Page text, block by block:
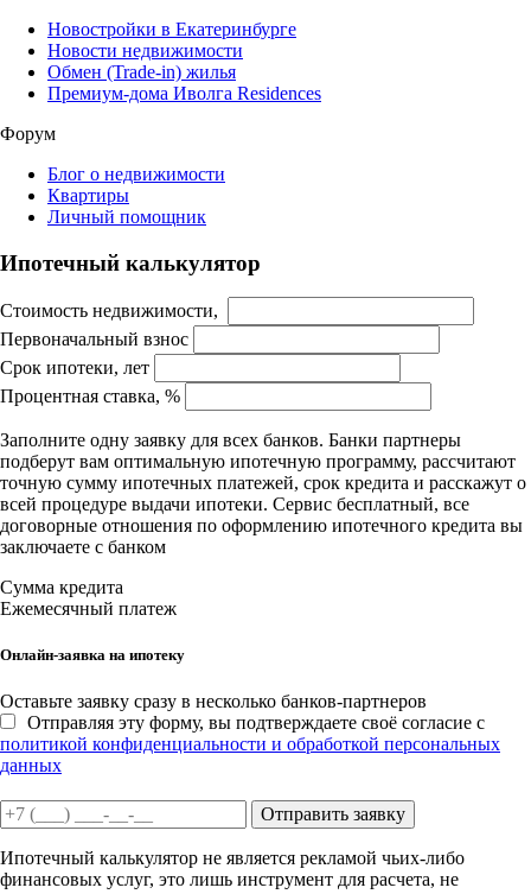
Новостройки в Екатеринбурге
Новости недвижимости
Обмен (Trade-in) жилья
Премиум-дома Иволга Residences
Форум
Блог о недвижимости
Квартиры
Личный помощник
Ипотечный калькулятор
Стоимость недвижимости,
Первоначальный взнос
Срок ипотеки, лет
Процентная ставка, %
Заполните одну заявку для всех банков. Банки партнеры
подберут вам оптимальную ипотечную программу, рассчитают
точную сумму ипотечных платежей, срок кредита и расскажут о
всей процедуре выдачи ипотеки. Сервис бесплатный, все
договорные отношения по оформлению ипотечного кредита вы
заключаете с банком
Сумма кредита
Ежемесячный платеж
Онлайн-заявка на ипотеку
Оставьте заявку сразу в несколько банков-партнеров
Отправляя эту форму, вы подтверждаете своё согласие с
политикой конфиденциальности и обработкой персональных
данных
Отправить заявку
Ипотечный калькулятор не является рекламой чьих-либо
финансовых услуг, это лишь инструмент для расчета, не